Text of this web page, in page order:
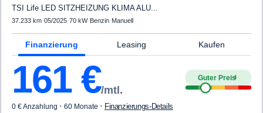
TSI Life LED SITZHEIZUNG KLIMA ALU...
37.233 km·05/2025·70 kW· Benzin· Manuell
Finanzierung Leasing Kaufen
161€/mtl.
Guter Preis4
0 € Anzahlung · 60 Monate · Finanzierungs-Details